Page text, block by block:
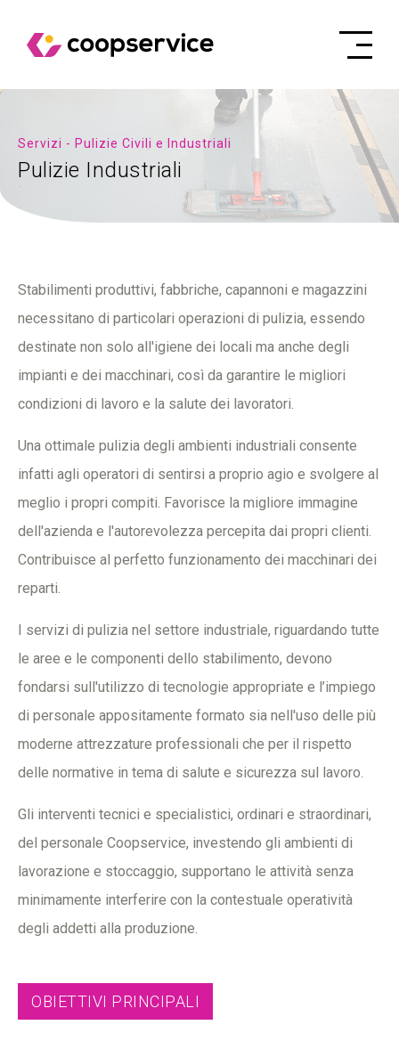
Servizi - Pulizie Civili e Industriali
Pulizie Industriali
Stabilimenti produttivi, fabbriche, capannoni e magazzini
necessitano di particolari operazioni di pulizia, essendo
destinate non solo all'igiene dei locali ma anche degli
impianti e dei macchinari, così da garantire le migliori
condizioni di lavoro e la salute dei lavoratori.
Una ottimale pulizia degli ambienti industriali consente
infatti agli operatori di sentirsi a proprio agio e svolgere al
meglio i propri compiti. Favorisce la migliore immagine
dell'azienda e l'autorevolezza percepita dai propri clienti.
Contribuisce al perfetto funzionamento dei macchinari dei
reparti.
I servizi di pulizia nel settore industriale, riguardando tutte
le aree e le componenti dello stabilimento, devono
fondarsi sull'utilizzo di tecnologie appropriate e l’impiego
di personale appositamente formato sia nell'uso delle più
moderne attrezzature professionali che per il rispetto
delle normative in tema di salute e sicurezza sul lavoro.
Gli interventi tecnici e specialistici, ordinari e straordinari,
del personale Coopservice, investendo gli ambienti di
lavorazione e stoccaggio, supportano le attività senza
minimamente interferire con la contestuale operatività
degli addetti alla produzione.
OBIETTIVI PRINCIPALI